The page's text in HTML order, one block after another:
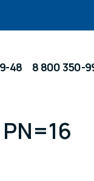
48 8 800 350-